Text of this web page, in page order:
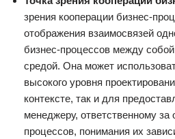
зрения кооперации бизнес-
отображения взаимосвязей
бизнес-процессов между
средой. Она может
высокого уровня
контексте, так и для
менеджеру, ответственному за
процессов, понимания их